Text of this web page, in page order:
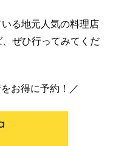
る地元人気の料理店
ぜひ行ってみてくだ
お得に予約！／